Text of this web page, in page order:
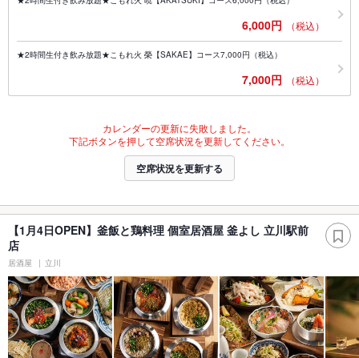
6,000円 （税込）
★2時間生付き飲み放題★こもれ火 榮【SAKAE】コース7,000円（税込）
7,000円 （税込）
カレンダーの更新に失敗しました。
下記ボタンを押して空席状況を更新してください。
空席状況を更新する
【1月4日OPEN】釜飯と鶏料理 個室居酒屋 釜よし 立川駅前
店
居酒屋 立川